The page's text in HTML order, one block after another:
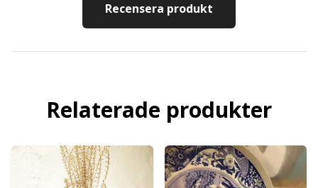
Recensera produkt
Relaterade produkter